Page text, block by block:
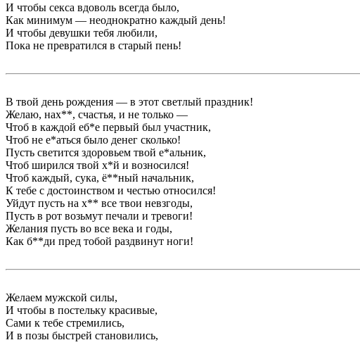
И чтобы секса вдоволь всегда было,
Как минимум — неоднократно каждый день!
И чтобы девушки тебя любили,
Пока не превратился в старый пень!
В твой день рождения — в этот светлый праздник!
Желаю, нах**, счастья, и не только —
Чтоб в каждой еб*е первый был участник,
Чтоб не е*аться было денег сколько!
Пусть светится здоровьем твой е*альник,
Чтоб ширился твой х*й и возносился!
Чтоб каждый, сука, ё**ный начальник,
К тебе с достоинством и честью относился!
Уйдут пусть на х** все твои невзгоды,
Пусть в рот возьмут печали и тревоги!
Желания пусть во все века и годы,
Как б**ди пред тобой раздвинут ноги!
Желаем мужской силы,
И чтобы в постельку красивые,
Сами к тебе стремились,
И в позы быстрей становились,